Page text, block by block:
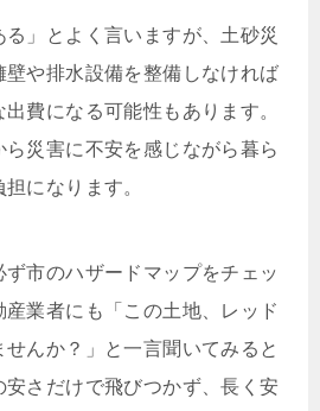
る」とよく言いますが、土砂災
や排水設備を整備しなければ
費になる可能性もあります。
災害に不安を感じながら暮ら
になります。
市のハザードマップをチェッ
業者にも「この土地、レッド
んか？」と一言聞いてみると
安さだけで飛びつかず、長く安